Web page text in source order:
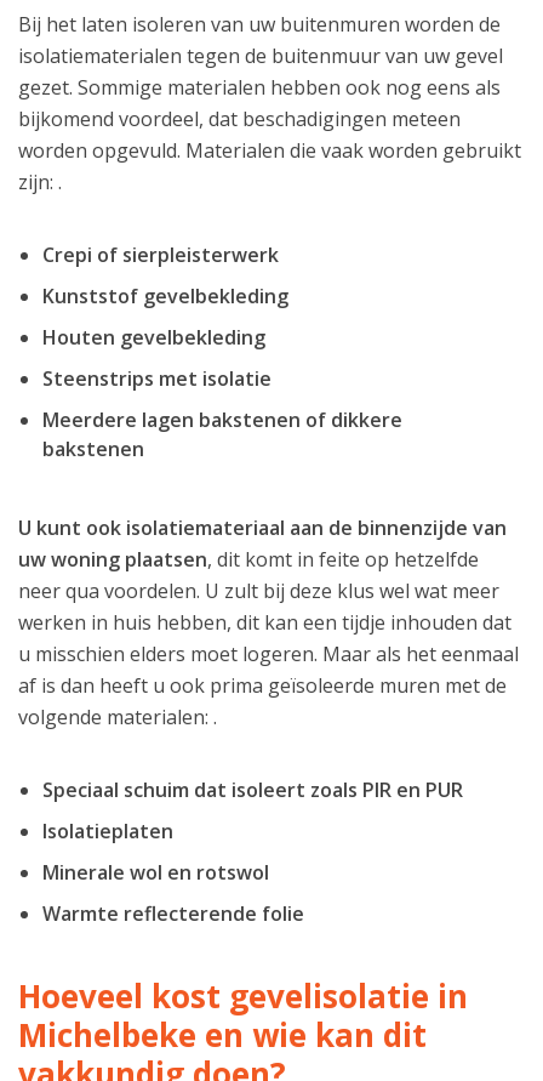
Bij het laten isoleren van uw buitenmuren worden de
isolatiematerialen tegen de buitenmuur van uw gevel
gezet. Sommige materialen hebben ook nog eens als
bijkomend voordeel, dat beschadigingen meteen
worden opgevuld. Materialen die vaak worden gebruikt
zijn: .
Crepi of sierpleisterwerk
Kunststof gevelbekleding
Houten gevelbekleding
Steenstrips met isolatie
Meerdere lagen bakstenen of dikkere
bakstenen
U kunt ook isolatiemateriaal aan de binnenzijde van
uw woning plaatsen, dit komt in feite op hetzelfde
neer qua voordelen. U zult bij deze klus wel wat meer
werken in huis hebben, dit kan een tijdje inhouden dat
u misschien elders moet logeren. Maar als het eenmaal
af is dan heeft u ook prima geïsoleerde muren met de
volgende materialen: .
Speciaal schuim dat isoleert zoals PIR en PUR
Isolatieplaten
Minerale wol en rotswol
Warmte reflecterende folie
Hoeveel kost gevelisolatie in
Michelbeke en wie kan dit